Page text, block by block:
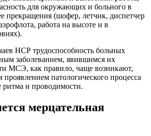
для окружающих и больного в
прекращения (шофер, летчик, диспетчер
работа на высоте и в
НСР трудоспособность больных
заболеванием, явившимся их
МСЭ, как правило, чаще возникают,
проявлением патологического процесса
ритма и проводимости.
мерцательная